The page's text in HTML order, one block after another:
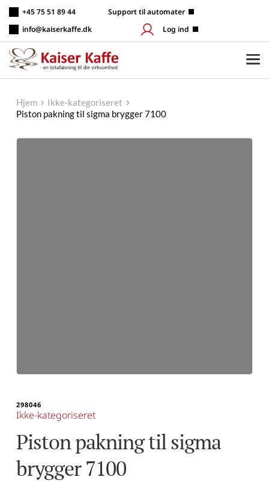
indhold
+45 75 51 89 44
info@kaiserkaffe.dk
Support til automater
Log ind
Hjem
Ikke-kategoriseret
Piston pakning til sigma brygger 7100
298046
Ikke-kategoriseret
Piston pakning til sigma
brygger 7100